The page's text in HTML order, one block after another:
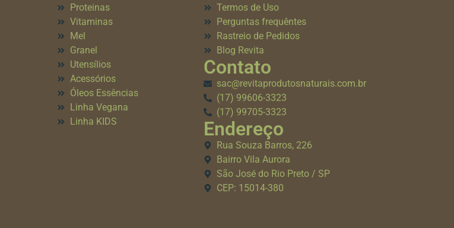
Proteinas
Vitaminas
Mel
Granel
Utensílios
Acessórios
Óleos Essências
Linha Vegana
Linha KIDS
Termos de Uso
Perguntas frequêntes
Rastreio de Pedidos
Blog Revita
Contato
sac@revitaprodutosnaturais.com.br
(17) 99606-3323
(17) 99705-3323
Endereço
Rua Souza Barros, 226
Bairro Vila Aurora
São José do Rio Preto / SP
CEP: 15014-380